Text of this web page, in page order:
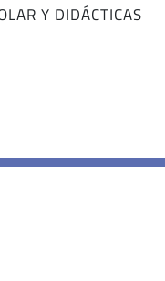
Y DIDÁCTICAS